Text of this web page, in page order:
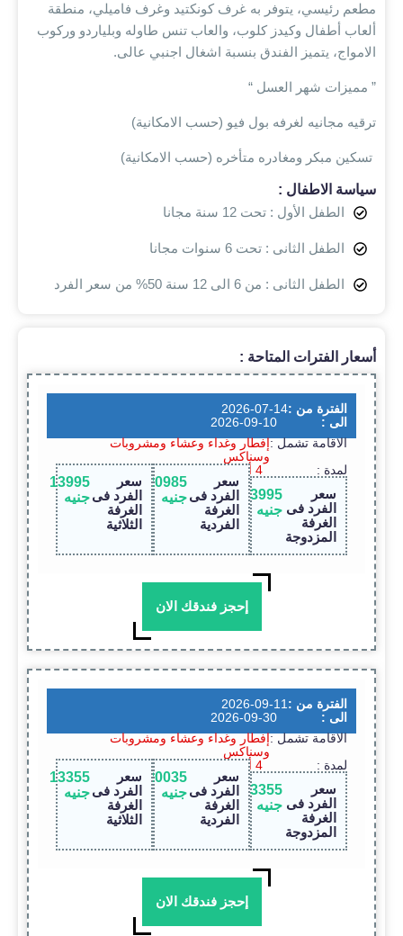
مطعم رئيسي، يتوفر به غرف كونكتيد وغرف فاميلي، منطقة
ألعاب أطفال وكيدز كلوب، والعاب تنس طاوله وبلياردو وركوب
الامواج، يتميز الفندق بنسبة اشغال اجنبي عالى.
” مميزات شهر العسل “
ترقيه مجانيه لغرفه بول فيو (حسب الامكانية)
تسكين مبكر ومغادره متأخره (حسب الامكانية)
سياسة الاطفال :
الطفل الأول : تحت 12 سنة مجانا
الطفل الثانى : تحت 6 سنوات مجانا
الطفل الثانى : من 6 الى 12 سنة 50% من سعر الفرد
أسعار الفترات المتاحة :
الفترة من :2026-07-14
الى :
2026-09-10
الاقامة تشمل :إفطار وغداء وعشاء ومشروبات
وسناكس
لمدة :
4 أيام / 3 ليالى
سعر
الفرد فى
الغرفة
المزدوجة
13995
جنيه
سعر
الفرد فى
الغرفة
الفردية
20985
جنيه
سعر
الفرد فى
الغرفة
الثلاثية
13995
جنيه
إحجز فندقك الان
الفترة من : 2026-09-11
الى :
2026-09-30
الاقامة تشمل :إفطار وغداء وعشاء ومشروبات
وسناكس
لمدة :
4 أيام / 3 ليالى
سعر
الفرد فى
الغرفة
المزدوجة
13355
جنيه
سعر
الفرد فى
الغرفة
الفردية
20035
جنيه
سعر
الفرد فى
الغرفة
الثلاثية
13355
جنيه
إحجز فندقك الان